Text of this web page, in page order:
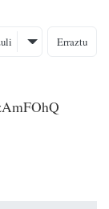
Erraztu